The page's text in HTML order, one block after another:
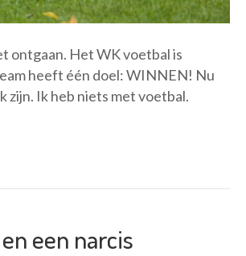
ontgaan. Het WK voetbal is
heeft één doel: WINNEN! Nu
zijn. Ik heb niets met voetbal.
een narcis